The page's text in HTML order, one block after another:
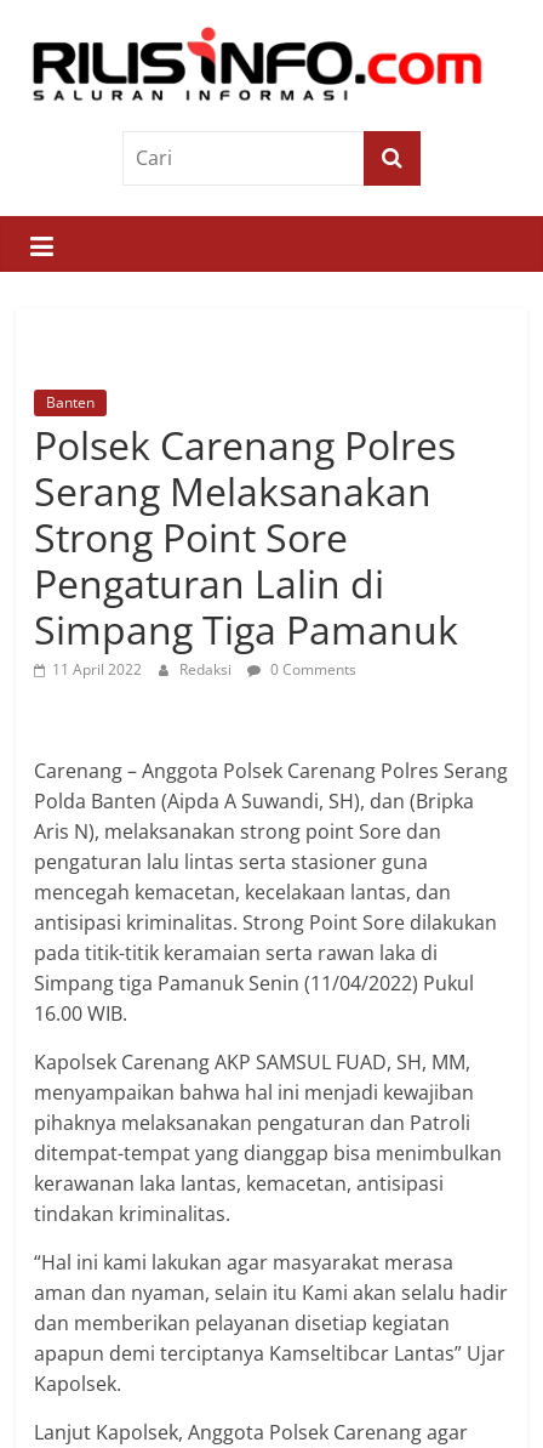
contentRilis
Saluran
Informasi
Banten
Polsek Carenang Polres
Serang Melaksanakan
Strong Point Sore
Pengaturan Lalin di
Simpang Tiga Pamanuk
11 April 2022 Redaksi 0 Comments
Carenang – Anggota Polsek Carenang Polres Serang
Polda Banten (Aipda A Suwandi, SH), dan (Bripka
Aris N), melaksanakan strong point Sore dan
pengaturan lalu lintas serta stasioner guna
mencegah kemacetan, kecelakaan lantas, dan
antisipasi kriminalitas. Strong Point Sore dilakukan
pada titik-titik keramaian serta rawan laka di
Simpang tiga Pamanuk Senin (11/04/2022) Pukul
16.00 WIB.
Kapolsek Carenang AKP SAMSUL FUAD, SH, MM,
menyampaikan bahwa hal ini menjadi kewajiban
pihaknya melaksanakan pengaturan dan Patroli
ditempat-tempat yang dianggap bisa menimbulkan
kerawanan laka lantas, kemacetan, antisipasi
tindakan kriminalitas.
“Hal ini kami lakukan agar masyarakat merasa
aman dan nyaman, selain itu Kami akan selalu hadir
dan memberikan pelayanan disetiap kegiatan
apapun demi terciptanya Kamseltibcar Lantas” Ujar
Kapolsek.
Lanjut Kapolsek, Anggota Polsek Carenang agar